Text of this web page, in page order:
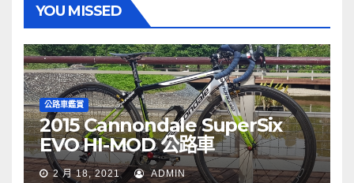
YOU MISSED
公路車鑑賞
2015 Cannondale SuperSix
EVO HI-MOD 公路車
2 月 18, 2021 ADMIN